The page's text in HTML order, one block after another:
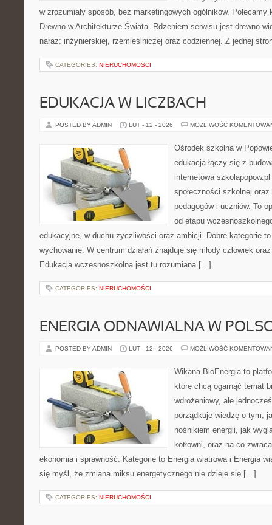
w zrozumiały sposób, bez marketingowych ogólników. Polecamy
Drewno w Architekturze Świata. Rdzeniem serwisu jest drewno
naraz: inżynierskiej, rzemieślniczej oraz codziennej. Z jednej
CATEGORIES: NIERUCHOMOŚCI
EDUKACJA W LICZBACH
POSTED BY ADMIN LUT - 12 - 2026 MOŻLIWOŚĆ
Ośrodek szkolna w
edukacja łączy się z
internetowa
społeczności szkolnej
pedagogów i uczniów. To
od etapu
edukacyjne, w duchu życzliwości oraz ambicji. Dobre kategorie
wychowanie. W centrum działań znajduje się młody człowiek
Edukacja wczesnoszkolna jest tu rozumiana […]
CATEGORIES: NIERUCHOMOŚCI
ENERGIA ODNAWIALNA W
POSTED BY ADMIN LUT - 12 - 2026 MOŻLIWOŚĆ
Wikana BioEnergia to
które chcą ogarnąć temat
wdrożeniowy, ale
porządkuje wiedzę o tym,
nośnikiem energii, jak
kotłowni, oraz na co
ekonomia i sprawność. Kategorie to Energia wiatrowa i Energia
się myśl, że zmiana miksu energetycznego nie dzieje się […]
CATEGORIES: NIERUCHOMOŚCI